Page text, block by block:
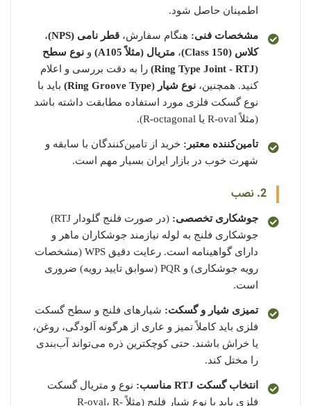
اطمینان حاصل شود.
مشخصات فنی: هنگام سفارش، قطر نامی (NPS)
،
کلاس (Class 150)
، متریال (مثلاً A105) و نوع سطح
(Ring Type Joint - RTJ)
را به دقت بررسی و اعلام
کنید. همچنین، نوع شیار (Ring Groove Type)
باید با
نوع گسکت فلزی مورد استفاده مطابقت داشته باشد
(مثلاً R-oval یا R-octagonal).
تامین‌کننده معتبر: خرید از تامین‌کنندگان با سابقه و
شهرت خوب در بازار ایران بسیار مهم است.
2. نصب
جوشکاری تخصصی:
(در صورت فلنج گلودار RTJ)
جوشکاری فلنج به لوله نیازمند جوشکاران ماهر و
دارای گواهینامه است. رعایت دقیق WPS (مشخصات
رویه جوشکاری) و PQR (سوابق تایید رویه) ضروری
است.
تمیزی شیار و گسکت: شیارهای فلنج و سطح گسکت
فلزی باید کاملاً تمیز و عاری از هرگونه آلودگی، روغن،
یا خراش باشند. حتی کوچکترین ذره می‌تواند آب‌بندی
را مختل کند.
انتخاب گسکت RTJ مناسب:
نوع و متریال گسکت
فلزی باید با نوع شیار فلنج (مثلاً R-oval، R-